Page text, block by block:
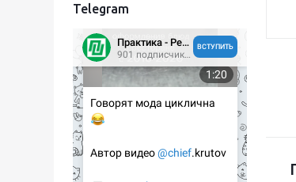
Telegram